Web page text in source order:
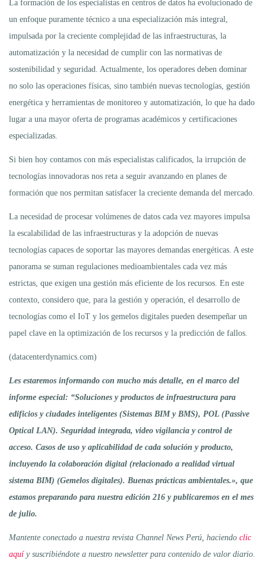
La formación de los especialistas en centros de datos ha evolucionado de
un enfoque puramente técnico a una especialización más integral,
impulsada por la creciente complejidad de las infraestructuras, la
automatización y la necesidad de cumplir con las normativas de
sostenibilidad y seguridad. Actualmente, los operadores deben dominar
no solo las operaciones físicas, sino también nuevas tecnologías, gestión
energética y herramientas de monitoreo y automatización, lo que ha dado
lugar a una mayor oferta de programas académicos y certificaciones
especializadas.
Si bien hoy contamos con más especialistas calificados, la irrupción de
tecnologías innovadoras nos reta a seguir avanzando en planes de
formación que nos permitan satisfacer la creciente demanda del mercado.
La necesidad de procesar volúmenes de datos cada vez mayores impulsa
la escalabilidad de las infraestructuras y la adopción de nuevas
tecnologías capaces de soportar las mayores demandas energéticas. A este
panorama se suman regulaciones medioambientales cada vez más
estrictas, que exigen una gestión más eficiente de los recursos. En este
contexto, considero que, para la gestión y operación, el desarrollo de
tecnologías como el IoT y los gemelos digitales pueden desempeñar un
papel clave en la optimización de los recursos y la predicción de fallos.
(datacenterdynamics.com)
Les estaremos informando con mucho más detalle, en el marco del
informe especial: “Soluciones y productos de infraestructura para
edificios y ciudades inteligentes (Sistemas BIM y BMS), POL (Passive
Optical LAN). Seguridad integrada, video vigilancia y control de
acceso. Casos de uso y aplicabilidad de cada solución y producto,
incluyendo la colaboración digital (relacionado a realidad virtual
sistema BIM) (Gemelos digitales). Buenas prácticas ambientales.», que
estamos preparando para nuestra edición 216 y publicaremos en el mes
de julio.
Mantente conectado a nuestra revista Channel News Perú, haciendo clic
aquíy suscribiéndote a nuestro newsletter para contenido de valor diario